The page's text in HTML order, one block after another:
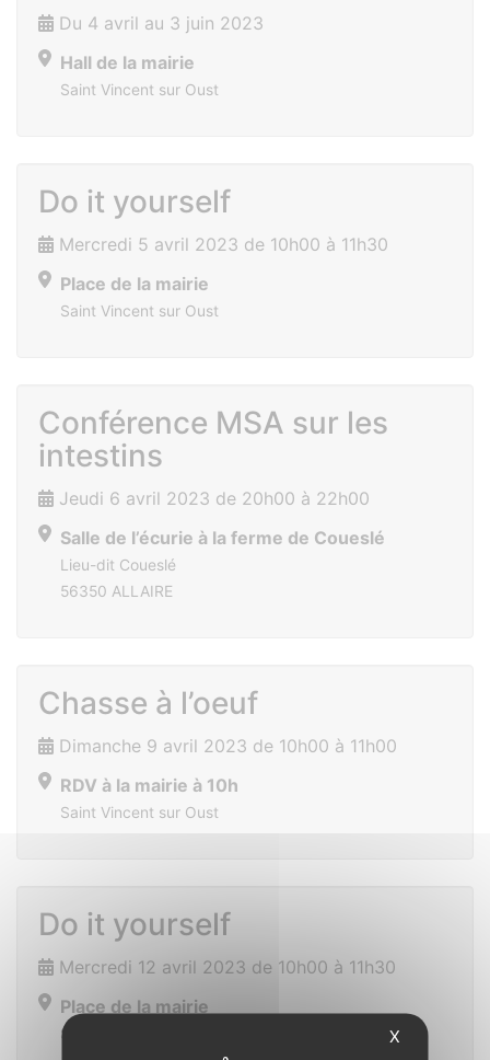
Du 4 avril au 3 juin 2023
Hall de la mairie
Saint Vincent sur Oust
Do it yourself
Mercredi 5 avril 2023 de 10h00 à 11h30
Place de la mairie
Saint Vincent sur Oust
Conférence MSA sur les
intestins
Jeudi 6 avril 2023 de 20h00 à 22h00
Salle de l’écurie à la ferme de Coueslé
Lieu-dit Coueslé
56350 ALLAIRE
Chasse à l’oeuf
Dimanche 9 avril 2023 de 10h00 à 11h00
RDV à la mairie à 10h
Saint Vincent sur Oust
Do it yourself
Mercredi 12 avril 2023 de 10h00 à 11h30
Place de la mairie
Saint Vincent sur Oust X